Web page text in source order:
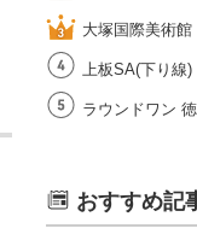
大塚国際美術館
上板SA(下り線)
ラウンドワン
おすすめ記